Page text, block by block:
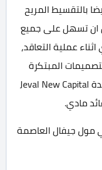
بالتقسيط المريح
ان تسهل على جميع
عملية التعاقد،
المبتكرة
في مول جيفال العاصمة الادارية الجديدة Jeval New Capital
مادي.
مول جيفال العاصمة